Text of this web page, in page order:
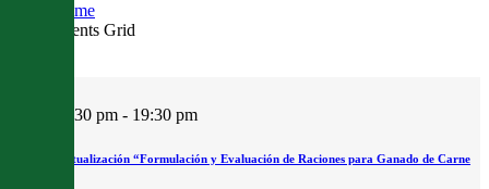
Home
Events Grid
17:30 pm - 19:30 pm
Curso de Actualización “Formulación y Evaluación de Raciones para Ganado de Carne